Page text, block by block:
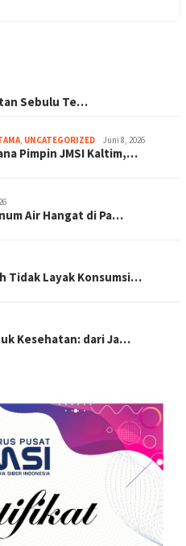
Sebulu Te…
UNCATEGORIZED Juni 8, 2026
Pimpin JMSI Kaltim,…
Air Hangat di Pa…
Tidak Layak Konsumsi…
Kesehatan: dari Ja…